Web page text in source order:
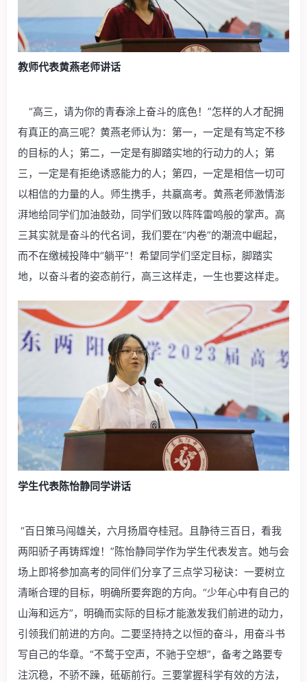
教师代表黄燕老师讲话
“高三，请为你的青春涂上奋斗的底色！”怎样的人才配拥
有真正的高三呢？黄燕老师认为：第一，一定是有笃定不移
的目标的人；第二，一定是有脚踏实地的行动力的人；第
三，一定是有拒绝诱惑能力的人；第四，一定是相信一切可
以相信的力量的人。师生携手，共赢高考。黄燕老师激情澎
湃地给同学们加油鼓劲，同学们致以阵阵雷鸣般的掌声。高
三其实就是奋斗的代名词，我们要在“内卷”的潮流中崛起，
而不在缴械投降中“躺平”！希望同学们坚定目标，脚踏实
地，以奋斗者的姿态前行，高三这样走，一生也要这样走。
学生代表陈怡静同学讲话
“百日策马闯雄关，六月扬眉夺桂冠。且静待三百日，看我
两阳骄子再铸辉煌！”陈怡静同学作为学生代表发言。她与会
场上即将参加高考的同伴们分享了三点学习秘诀：一要树立
清晰合理的目标，明确所要奔跑的方向。“少年心中有自己的
山海和远方”，明确而实际的目标才能激发我们前进的动力，
引领我们前进的方向。二要坚持持之以恒的奋斗，用奋斗书
写自己的华章。“不鹜于空声，不驰于空想”，备考之路要专
注沉稳，不骄不躁，砥砺前行。三要掌握科学有效的方法，